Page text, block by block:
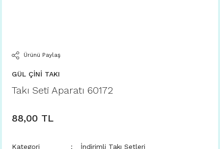
Ürünü Paylaş
GÜL ÇİNİ TAKI
Takı Seti Aparatı 60172
88,00 TL
Kategori İndirimli Takı Setleri